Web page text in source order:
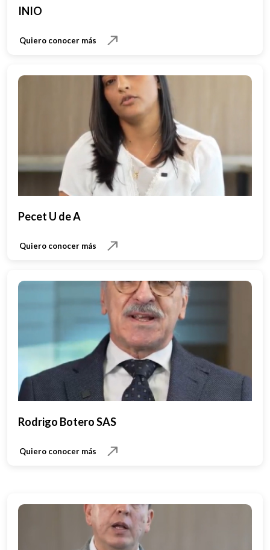
INIO
Quiero conocer más
Pecet U de A
Quiero conocer más
Rodrigo Botero SAS
Quiero conocer más